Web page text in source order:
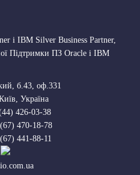
і IBM Silver Business Partner,
Підтримки ПЗ Oracle і IBM
б.43, оф.331
Україна
426-03-38
470-18-78
441-88-11